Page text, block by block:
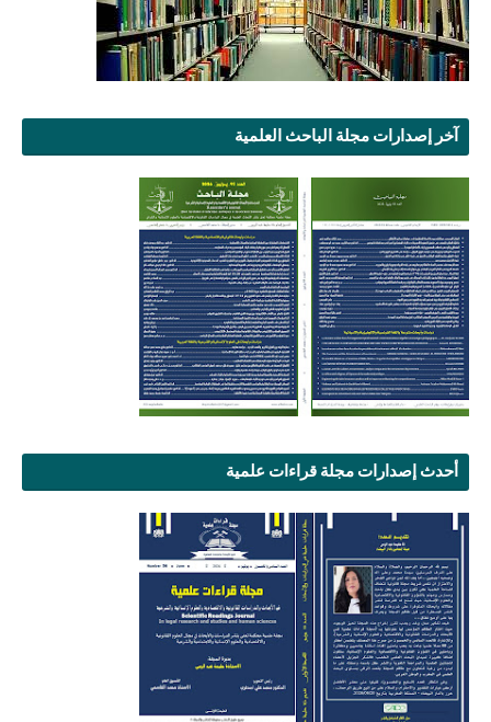
آخر إصدارات مجلة الباحث العلمية
أحدث إصدارات مجلة قراءات علمية